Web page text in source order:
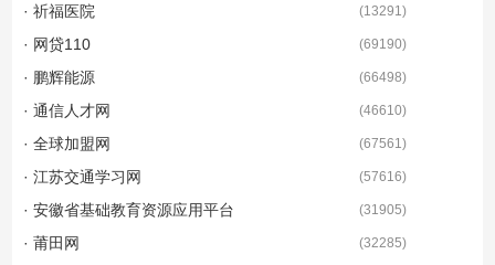
· 祈福医院 (13291)
· 网贷110 (69190)
· 鹏辉能源 (66498)
· 通信人才网 (46610)
· 全球加盟网 (67561)
· 江苏交通学习网 (57616)
· 安徽省基础教育资源应用平台 (31905)
· 莆田网 (32285)